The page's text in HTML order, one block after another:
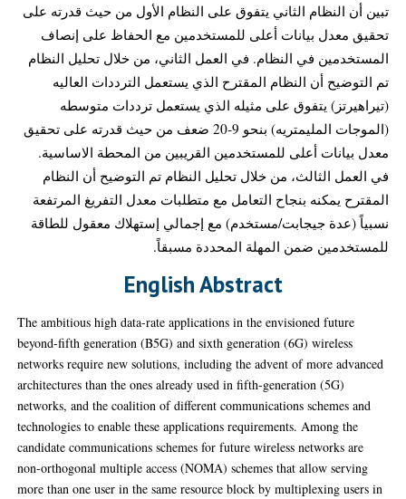
تبين أن النظام الثاني يتفوق على النظام الأول من حيث قدرته على
تحقيق معدل بيانات أعلى للمستخدمين مع الحفاظ على إنصاف
المستخدمين في النظام. في العمل الثاني، من خلال تحليل النظام
تم التوضيح أن النظام المقترح الذي يستعمل الترددات العاليه
(تيراهيرتز) يتفوق على مثيله الذي يستعمل ترددات متوسطه
(الموجات المليمتريه) بنحو 9-20 ضعف من حيث قدرته على تحقيق
معدل بيانات أعلى للمستخدمين القريبين من المحطة الاساسية.
في العمل الثالث، من خلال تحليل النظام تم التوضيح أن النظام
المقترح يمكنه بنجاح التعامل مع متطلبات معدل التفريغ المرتفعة
نسبياً (عدة جيجابت/مستخدم) مع إجمالي إستهلاك معقول للطاقة
للمستخدمين ضمن المهلة المحددة مسبقاً.
English Abstract
The ambitious high data-rate applications in the envisioned future
beyond-fifth generation (B5G) and sixth generation (6G) wireless
networks require new solutions, including the advent of more advanced
architectures than the ones already used in fifth-generation (5G)
networks, and the coalition of different communications schemes and
technologies to enable these applications requirements. Among the
candidate communications schemes for future wireless networks are
non-orthogonal multiple access (NOMA) schemes that allow serving
more than one user in the same resource block by multiplexing users in